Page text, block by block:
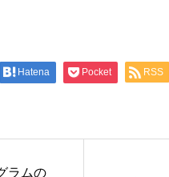
Hatena Pocket RSS
ラムの